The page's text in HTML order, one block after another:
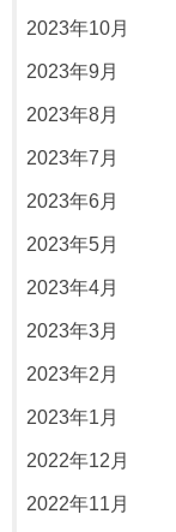
2023年10月
2023年9月
2023年8月
2023年7月
2023年6月
2023年5月
2023年4月
2023年3月
2023年2月
2023年1月
2022年12月
2022年11月